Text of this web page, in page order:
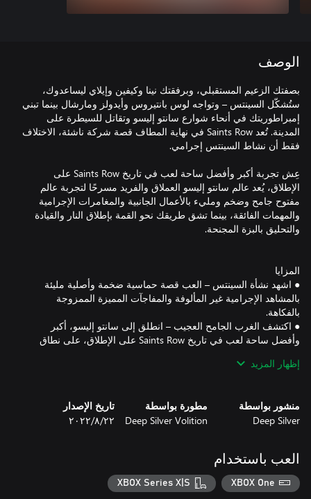
الوصف
بصفتك الزعيم المستقبلي، وبرفقتك نينا وكيفين وإيلاي ليساعدوك،
ستُشكّل السينتس – وتواجه لوس بانتيروس وأيدولز ومارشال بينما تبني
إمبراطوريتك في أنحاء شوارع سانتو إليسو وتقاتل للسيطرة على
المدينة. تُعد Saints Row في نهاية المطاف قصة شركة ناشئة، الاختلاف
عِش تجربة أكبر وأفضل ساحة لعب في تاريخ Saints Row على
الإطلاق، يُعد عالم سانتو إليسو العملاق والفريد مسرحًا لتجربة عالم
مفتوح جامح وضخم ومليء بالأعمال الجانبية والمغامرات الإجرامية
والمهمات الفائقة، بينما تشق طريقك نحو القمة بإطلاق النار والقيادة
● اشهد نشأة السينتس – العب قصة حماسية ضخمة وأصلية مليئة
بالمشاهد الإجرامية غير المألوفة والمفاجآت المميزة الممزوجة
● اكتشف الغرب الجامح العجيب – انطلق إلى سانتو إليسو، أكبر
وأفضل ساحة لعب في تاريخ Saints Row على الإطلاق، على نطاق
● أطلق النار بالأسلحة. الكثير من الأسلحة – أطلق النار بالمسدسات
الصواريخ أو ألحق ضررًا كاسحًا عن قرب بضربات الاشتباك الثقيلة
ومعها حركات قاضية عنيفة. مجموعة واسعة من الأسلحة المألوفة
● انطلق إلى الشوارع ونحو السماوات – تنقّل في البيئات الحضرية
إظهار المزيد
منشور بواسطة
Deep Silver
مطورة بواسطة
Deep Silver Volition
تاريخ الإصدار
٢٢‏/٨‏/٢٠٢٢
العب باستخدام
XBOX One
XBOX Series X|S